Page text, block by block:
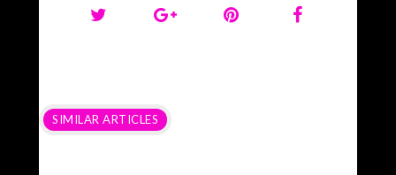
SIMILAR ARTICLES